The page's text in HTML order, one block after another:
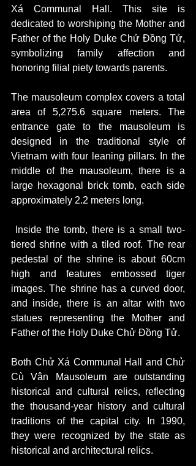
Xá Communal Hall. This site is
dedicated to worshiping the Mother and
Father of the Holy Duke Chử Đồng Tử,
symbolizing family affection and
honoring filial piety towards parents.
The mausoleum complex covers a total
area of ​​5,275.6 square meters. The
entrance gate to the mausoleum is
designed in the traditional style of
Vietnam with four leaning pillars. In the
middle of the mausoleum, there is a
large hexagonal brick tomb, each side
approximately 2.2 meters long.
tiered shrine with a tiled roof. The rear
pedestal of the shrine is about 60cm
high and features embossed tiger
images. The shrine has a curved door,
and inside, there is an altar with two
statues representing the Mother and
Father of the Holy Duke Chử Đồng Tử.
Both Chử Xá Communal Hall and Chử
Cù Vân Mausoleum are outstanding
historical and cultural relics, reflecting
the thousand-year history and cultural
traditions of the capital city. In 1990,
they were recognized by the state as
historical and architectural relics.